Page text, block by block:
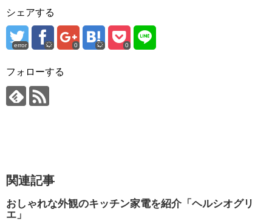
シェアする
error 0 0
フォローする
関連記事
おしゃれな外観のキッチン家電を紹介「ヘルシオグリ
エ」